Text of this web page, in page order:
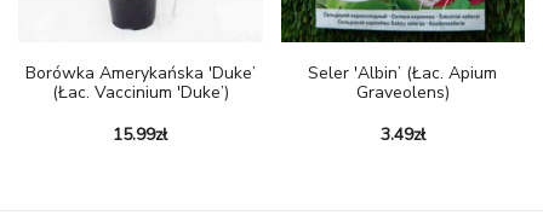
Borówka Amerykańska 'Duke’
(Łac. Vaccinium 'Duke’)
15.99zł
Seler 'Albin’ (łac. Apium
Graveolens)
3.49zł